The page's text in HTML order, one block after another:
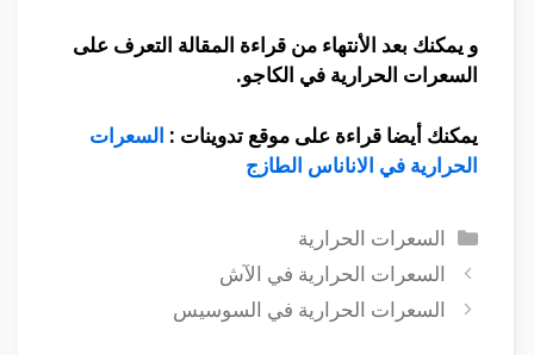
و يمكنك بعد الأنتهاء من قراءة المقالة التعرف على
السعرات الحرارية في الكاجو.
يمكنك أيضا قراءة على موقع تدوينات : السعرات
الحرارية في الاناناس الطازج
التصنيفات
السعرات الحرارية
السعرات الحرارية في الآش
السعرات الحرارية في السوسيس